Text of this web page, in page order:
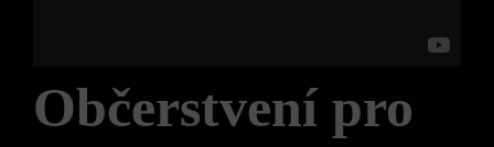
Občerstvení pro